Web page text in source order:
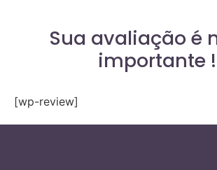
Sua avaliação é
importante !
[wp-review]